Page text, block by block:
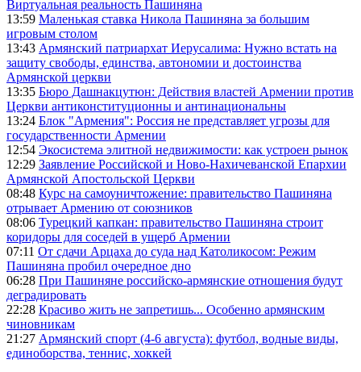
Виртуальная реальность Пашиняна
13:59 Маленькая ставка Никола Пашиняна за большим
игровым столом
13:43 Армянский патриархат Иерусалима: Нужно встать на
защиту свободы, единства, автономии и достоинства
Армянской церкви
13:35 Бюро Дашнакцутюн: Действия властей Армении против
Церкви антиконституционны и антинациональны
13:24 Блок "Армения": Россия не представляет угрозы для
государственности Армении
12:54 Экосистема элитной недвижимости: как устроен рынок
12:29 Заявление Российской и Ново-Нахичеванской Епархии
Армянской Апостольской Церкви
08:48 Курс на самоуничтожение: правительство Пашиняна
отрывает Армению от союзников
08:06 Турецкий капкан: правительство Пашиняна строит
коридоры для соседей в ущерб Армении
07:11 От сдачи Арцаха до суда над Католикосом: Режим
Пашиняна пробил очередное дно
06:28 При Пашиняне российско-армянские отношения будут
деградировать
22:28 Красиво жить не запретишь... Особенно армянским
чиновникам
21:27 Армянский спорт (4-6 августа): футбол, водные виды,
единоборства, теннис, хоккей